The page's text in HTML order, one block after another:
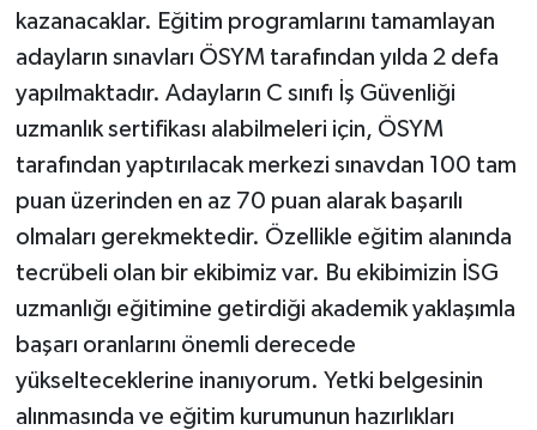
kazanacaklar. Eğitim programlarını tamamlayan
adayların sınavları ÖSYM tarafından yılda 2 defa
yapılmaktadır. Adayların C sınıfı İş Güvenliği
uzmanlık sertifikası alabilmeleri için, ÖSYM
tarafından yaptırılacak merkezi sınavdan 100 tam
puan üzerinden en az 70 puan alarak başarılı
olmaları gerekmektedir. Özellikle eğitim alanında
tecrübeli olan bir ekibimiz var. Bu ekibimizin İSG
uzmanlığı eğitimine getirdiği akademik yaklaşımla
başarı oranlarını önemli derecede
yükselteceklerine inanıyorum. Yetki belgesinin
alınmasında ve eğitim kurumunun hazırlıkları